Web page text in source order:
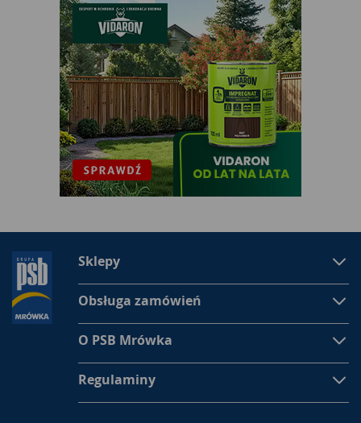
Sklepy
Obsługa zamówień
O PSB Mrówka
Regulaminy